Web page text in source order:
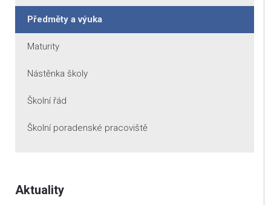
Předměty a výuka
Maturity
Nástěnka školy
Školní řád
Školní poradenské pracoviště
Aktuality